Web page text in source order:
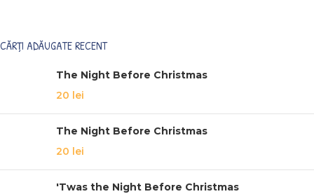
CĂRȚI ADĂUGATE RECENT
The Night Before Christmas
20 lei
The Night Before Christmas
20 lei
'Twas the Night Before Christmas